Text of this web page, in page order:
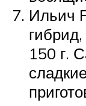
Ильич
150 г.